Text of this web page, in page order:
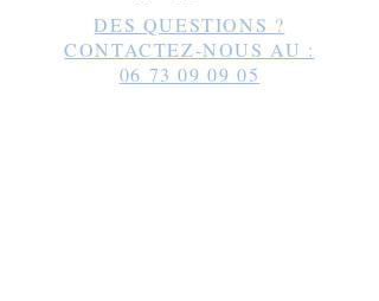
DES QUESTIONS ?
CONTACTEZ-NOUS AU :
06 73 09 09 05